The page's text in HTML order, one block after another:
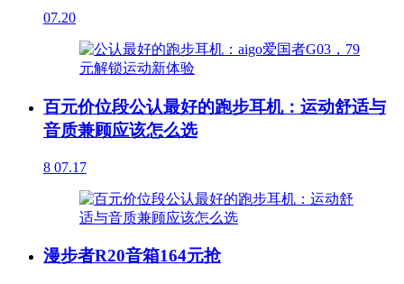
07.20
百元价位段公认最好的跑步耳机：运动舒适与
音质兼顾应该怎么选
8 07.17
漫步者R20音箱164元抢